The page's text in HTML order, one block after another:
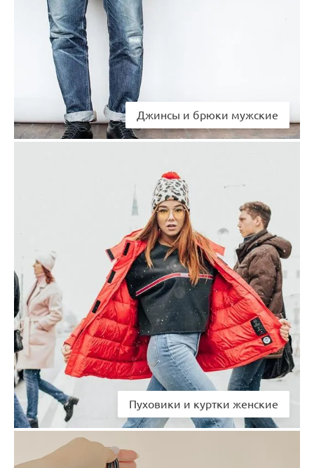
Джинсы и брюки мужские
Пуховики и куртки женские